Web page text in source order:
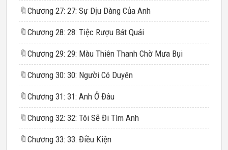
🔖 Chương 27: 27: Sự Dịu Dàng Của Anh
🔖 Chương 28: 28: Tiệc Rượu Bát Quái
🔖 Chương 29: 29: Màu Thiên Thanh Chờ Mưa Bụi
🔖 Chương 30: 30: Người Có Duyên
🔖 Chương 31: 31: Anh Ở Đâu
🔖 Chương 32: 32: Tôi Sẽ Đi Tìm Anh
🔖 Chương 33: 33: Điều Kiện